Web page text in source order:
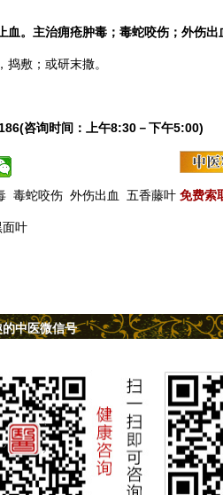
血。主治痈疮肿毒；毒蛇咬伤；外伤出
捣敷；或研末撒。
咨询时间：上午8:30－下午5:00)
毒蛇咬伤 外伤出血 五香藤叶 免费索
面叶
中医微信号